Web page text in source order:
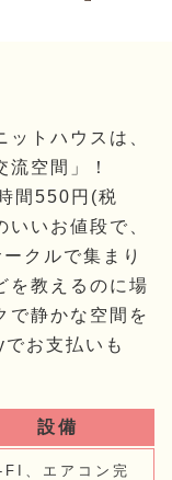
ットハウスは、
空間」！
間550円(税
いお値段で、
クルで集まり
を教えるのに場
で静かな空間を
お支払いも
設備
、エアコン完